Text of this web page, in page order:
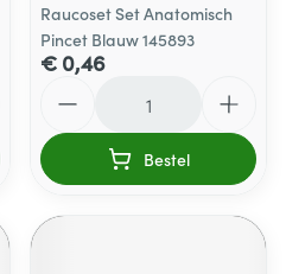
Raucoset Set Anatomisch
Pincet Blauw 145893
€ 0,46
Bestel